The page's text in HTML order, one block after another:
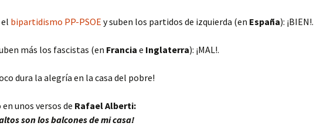
bipartidismo PP-PSOE y suben los partidos de izquierda (en España): ¡BIEN!.
más los fascistas (en Francia e Inglaterra): ¡MAL!.
dura la alegría en la casa del pobre!
en unos versos de Rafael Alberti:
son los balcones de mi casa!